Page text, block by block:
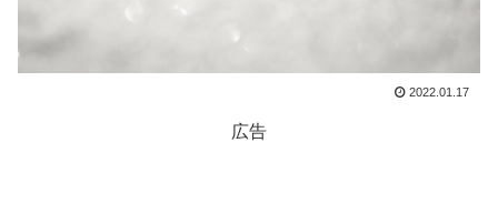
2022.01.17
広告